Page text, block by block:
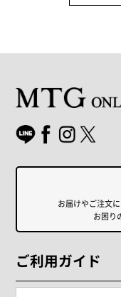
お届けやご注文
お困り
ご利用ガイド